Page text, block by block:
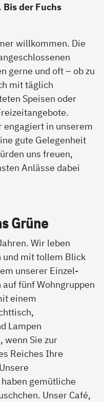
der Fuchs
willkommen. Die
gerne und oft – ob zu
mit täglich
Speisen oder
engagiert in unserem
gute Gelegenheit
uns freuen,
Anlässe dabei
Grü­ne
Wir leben
mit tollem Blick
unserer Einzel-
fünf Wohngruppen
einem
Lampen
wenn Sie zur
Reiches Ihre
gemütliche
Unser Café,